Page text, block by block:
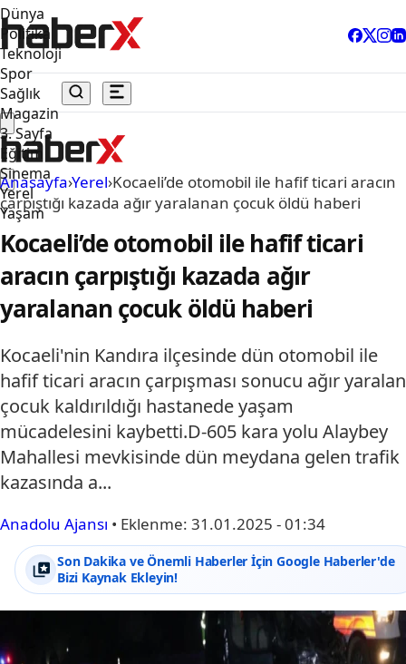
Dünya
Politika
Teknoloji
Spor
Sağlık
Magazin
3. Sayfa
Eğitim
Sinema
Yerel
Yaşam
Anasayfa›Yerel›Kocaeli’de otomobil ile hafif ticari aracın
çarpıştığı kazada ağır yaralanan çocuk öldü haberi
Kocaeli’de otomobil ile hafif ticari
aracın çarpıştığı kazada ağır
yaralanan çocuk öldü haberi
Kocaeli'nin Kandıra ilçesinde dün otomobil ile
hafif ticari aracın çarpışması sonucu ağır yaralan
çocuk kaldırıldığı hastanede yaşam
mücadelesini kaybetti.D-605 kara yolu Alaybey
Mahallesi mevkisinde dün meydana gelen trafik
kazasında a...
Anadolu Ajansı • Eklenme: 31.01.2025 - 01:34
Son Dakika ve Önemli Haberler İçin Google Haberler'de
Bizi Kaynak Ekleyin!